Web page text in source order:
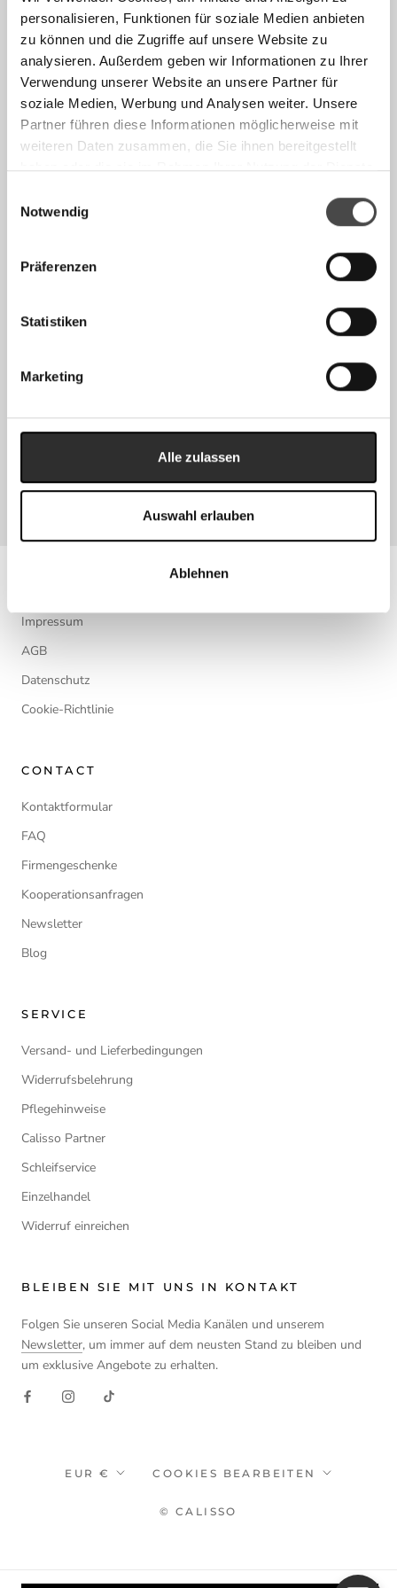
personalisieren, Funktionen für soziale Medien anbieten
zu können und die Zugriffe auf unsere Website zu
analysieren. Außerdem geben wir Informationen zu Ihrer
Verwendung unserer Website an unsere Partner für
soziale Medien, Werbung und Analysen weiter. Unsere
Partner führen diese Informationen möglicherweise mit
weiteren Daten zusammen, die Sie ihnen bereitgestellt
haben oder die sie im Rahmen Ihrer Nutzung der Dienste
Notwendig
Präferenzen
Statistiken
Marketing
Alle zulassen
Auswahl erlauben
Ablehnen
Calisso Sleeves sind in jeder Messerbestellung enthalten.Sie
können die Sleeves jedoch hier nachkaufen und z.B. auch ihre
anderen Messer schützen.
DAS MACHT DEN SLEEVE SO
BESONDERS:
Schützt die Klinge
Für fast alle Messer geeignet
SLEEVE-GRÖSSEN:
Allzweckmesser: 135mm x 30mm
Brotmesser: 210mm x 38mm
Chefmesser/Santoku: 220mm x 55mm
Chai Dao: 195mm x 78mm
Impressum
AGB
Datenschutz
Cookie-Richtlinie
CONTACT
Kontaktformular
FAQ
Firmengeschenke
Kooperationsanfragen
Newsletter
Blog
SERVICE
Versand- und Lieferbedingungen
Widerrufsbelehrung
Pflegehinweise
Calisso Partner
Schleifservice
Einzelhandel
Widerruf einreichen
BLEIBEN SIE MIT UNS IN KONTAKT
Folgen Sie unseren Social Media Kanälen und unserem
Newsletter, um immer auf dem neusten Stand zu bleiben und
um exklusive Angebote zu erhalten.
Währung
EUR € COOKIES BEARBEITEN
© CALISSO